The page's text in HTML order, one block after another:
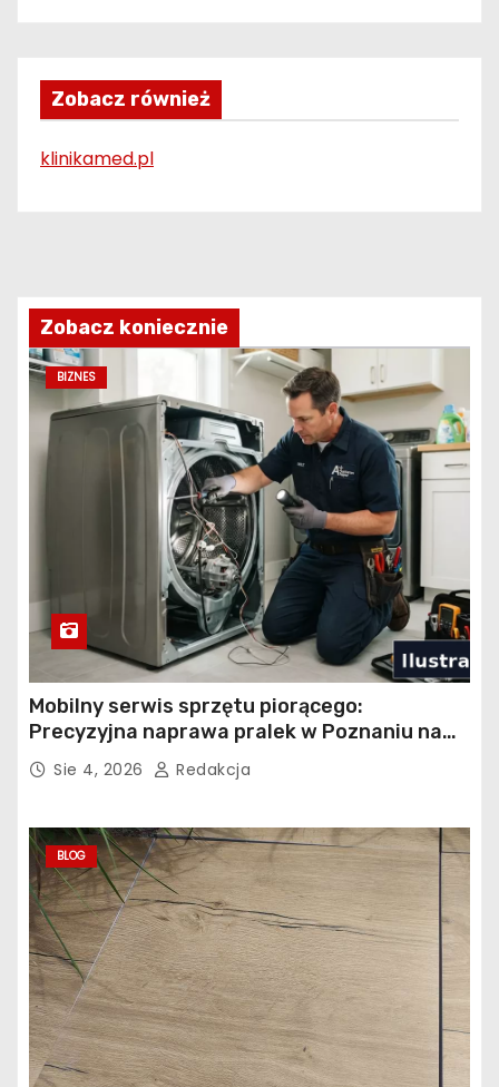
Zobacz również
klinikamed.pl
Zobacz koniecznie
BIZNES
Mobilny serwis sprzętu piorącego:
Precyzyjna naprawa pralek w Poznaniu na
Piątkowie
Sie 4, 2026 Redakcja
BLOG